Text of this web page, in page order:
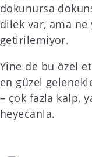
dokunursa
dilek var, ama ne
getirilemiyor.
Yine de bu özel
en güzel
– çok fazla kalp,
heyecanla.